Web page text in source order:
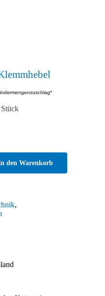
den Warenkorb
,